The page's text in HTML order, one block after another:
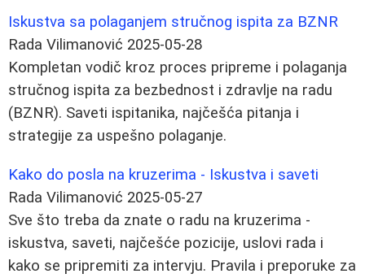
Iskustva sa polaganjem stručnog ispita za BZNR
Rada Vilimanović 2025-05-28
Kompletan vodič kroz proces pripreme i polaganja
stručnog ispita za bezbednost i zdravlje na radu
(BZNR). Saveti ispitanika, najčešća pitanja i
strategije za uspešno polaganje.
Kako do posla na kruzerima - Iskustva i saveti
Rada Vilimanović 2025-05-27
Sve što treba da znate o radu na kruzerima -
iskustva, saveti, najčešće pozicije, uslovi rada i
kako se pripremiti za intervju. Pravila i preporuke za